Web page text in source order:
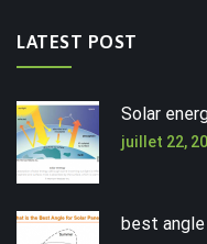
LATEST POST
Solar
juillet 22,
best